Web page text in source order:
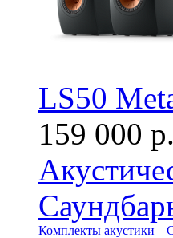
LS50
159 000 р.
Комплекты акустики